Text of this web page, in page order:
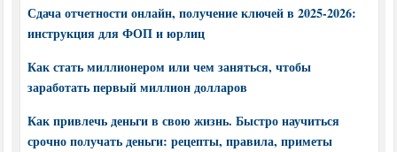
Сдача отчетности онлайн, получение ключей в 2025-2026:
инструкция для ФОП и юрлиц
Как стать миллионером или чем заняться, чтобы
заработать первый миллион долларов
Как привлечь деньги в свою жизнь. Быстро научиться
срочно получать деньги: рецепты, правила, приметы